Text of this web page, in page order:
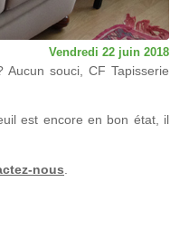
Vendredi 22 juin 2018
souci, CF Tapisserie
est encore en bon état, il
nous